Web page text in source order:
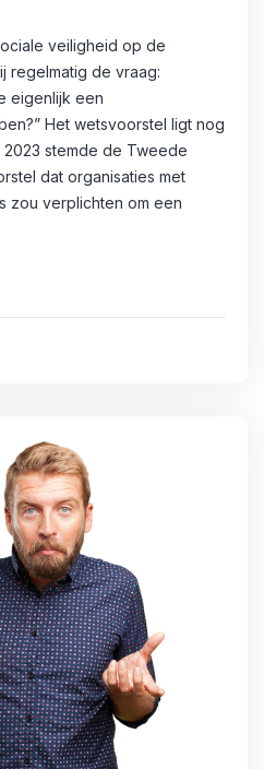
veiligheid op de
regelmatig de vraag:
eigenlijk een
Het wetsvoorstel ligt nog
2023 stemde de Tweede
dat organisaties met
zou verplichten om een